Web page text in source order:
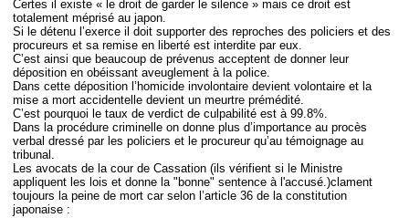
Certes il existe « le droit de garder le silence » mais ce droit est
totalement méprisé au japon.
Si le détenu l’exerce il doit supporter des reproches des policiers et des
procureurs et sa remise en liberté est interdite par eux.
C’est ainsi que beaucoup de prévenus acceptent de donner leur
déposition en obéissant aveuglement à la police.
Dans cette déposition l’homicide involontaire devient volontaire et la
mise a mort accidentelle devient un meurtre prémédité.
C’est pourquoi le taux de verdict de culpabilité est à 99.8%.
Dans la procédure criminelle on donne plus d’importance au procès
verbal dressé par les policiers et le procureur qu’au témoignage au
tribunal.
Les avocats de la cour de Cassation (ils vérifient si le Ministre
appliquent les lois et donne la "bonne" sentence à l'accusé.)clament
toujours la peine de mort car selon l’article 36 de la constitution
japonaise :